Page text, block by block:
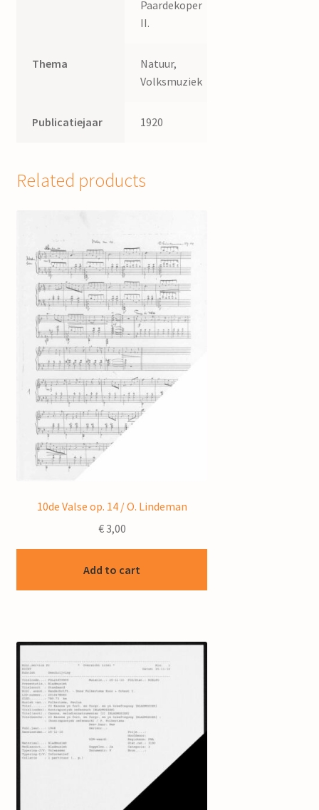
Paardekoper
II.
Thema
Natuur,
Volksmuziek
Publicatiejaar 1920
Related products
10de Valse op. 14 / O. Lindeman
€3,00
Add to cart